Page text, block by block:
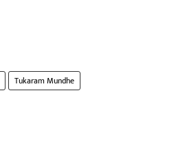
Tukaram Mundhe